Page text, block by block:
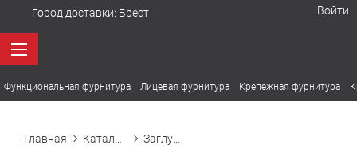
Город доставки: Брест Войти
Функциональная фурнитура Лицевая фурнитура Крепежная фурнитура
Главная